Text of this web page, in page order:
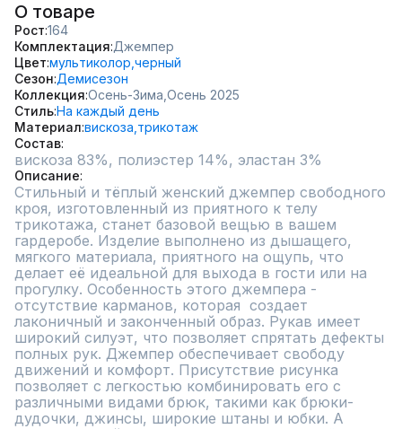
О товаре
Рост 164
Комплектация Джемпер
Цвет мультиколор, черный
Сезон Демисезон
Коллекция Осень-Зима, Осень 2025
СтильНа каждый день
Материал вискоза, трикотаж
Состав
вискоза 83%, полиэстер 14%, эластан 3%
Описание
Стильный и тёплый женский джемпер свободного
кроя, изготовленный из приятного к телу
трикотажа, станет базовой вещью в вашем
гардеробе. Изделие выполнено из дышащего,
мягкого материала, приятного на ощупь, что
делает её идеальной для выхода в гости или на
прогулку. Особенность этого джемпера -
отсутствие карманов, которая  создает
лаконичный и законченный образ. Рукав имеет
широкий силуэт, что позволяет спрятать дефекты
полных рук. Джемпер обеспечивает свободу
движений и комфорт. Присутствие рисунка
позволяет с легкостью комбинировать его с
различными видами брюк, такими как брюки-
дудочки, джинсы, широкие штаны и юбки. А